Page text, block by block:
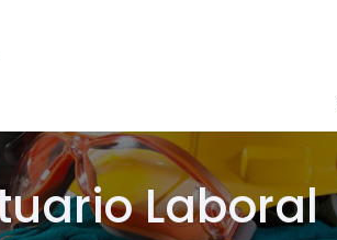
Laboral